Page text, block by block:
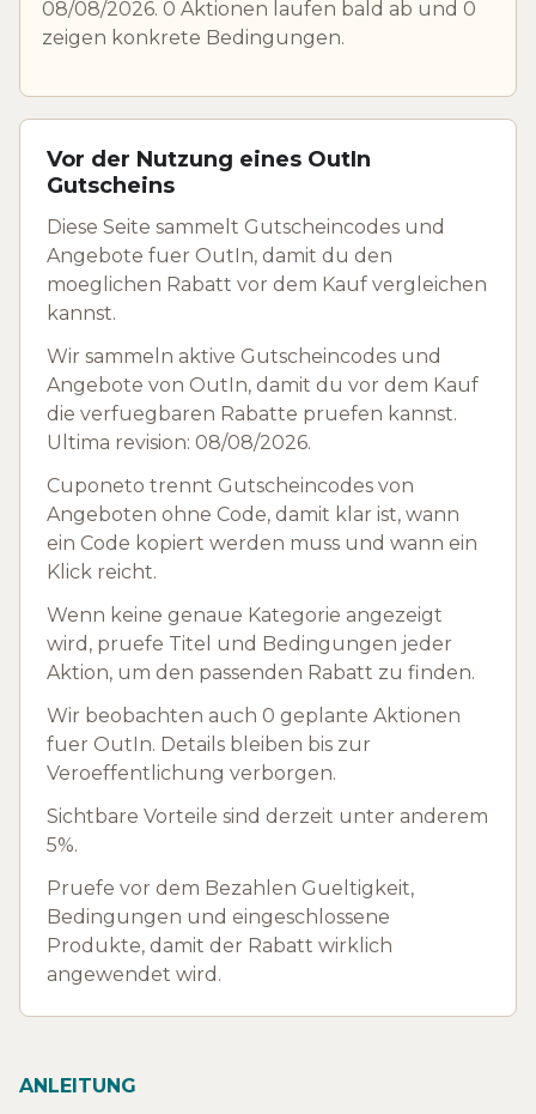
08/08/2026. 0 Aktionen laufen bald ab und 0
zeigen konkrete Bedingungen.
Vor der Nutzung eines OutIn
Gutscheins
Diese Seite sammelt Gutscheincodes und
Angebote fuer OutIn, damit du den
moeglichen Rabatt vor dem Kauf vergleichen
kannst.
Wir sammeln aktive Gutscheincodes und
Angebote von OutIn, damit du vor dem Kauf
die verfuegbaren Rabatte pruefen kannst.
Ultima revision: 08/08/2026.
Cuponeto trennt Gutscheincodes von
Angeboten ohne Code, damit klar ist, wann
ein Code kopiert werden muss und wann ein
Klick reicht.
Wenn keine genaue Kategorie angezeigt
wird, pruefe Titel und Bedingungen jeder
Aktion, um den passenden Rabatt zu finden.
Wir beobachten auch 0 geplante Aktionen
fuer OutIn. Details bleiben bis zur
Veroeffentlichung verborgen.
Sichtbare Vorteile sind derzeit unter anderem
5%.
Pruefe vor dem Bezahlen Gueltigkeit,
Bedingungen und eingeschlossene
Produkte, damit der Rabatt wirklich
angewendet wird.
ANLEITUNG